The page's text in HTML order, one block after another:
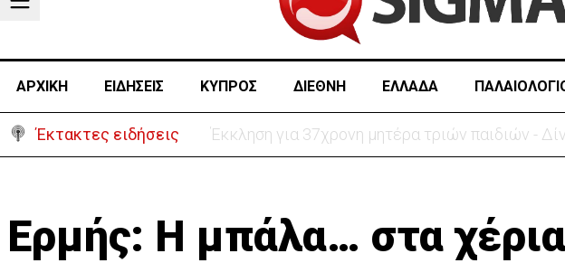
ΑΡΧΙΚΗ ΕΙΔΗΣΕΙΣ ΚΥΠΡΟΣ ΔΙΕΘΝΗ ΕΛΛΑΔΑ
Έκτακτες ειδήσεις Γερμανία: Συγκρούστηκαν δύο τραμ -
Ερμής: Η μπάλα… στα